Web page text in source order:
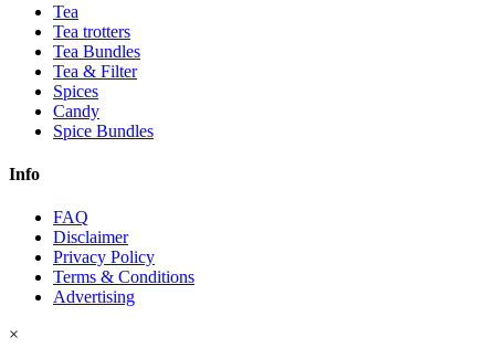
Tea
Tea trotters
Tea Bundles
Tea & Filter
Spices
Candy
Spice Bundles
Info
FAQ
Disclaimer
Privacy Policy
Terms & Conditions
Advertising
×